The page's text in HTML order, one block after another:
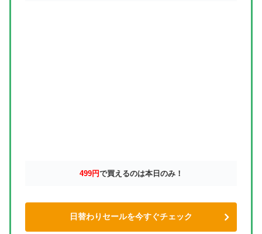
499円で買えるのは本日のみ！
日替わりセールを今すぐチェック